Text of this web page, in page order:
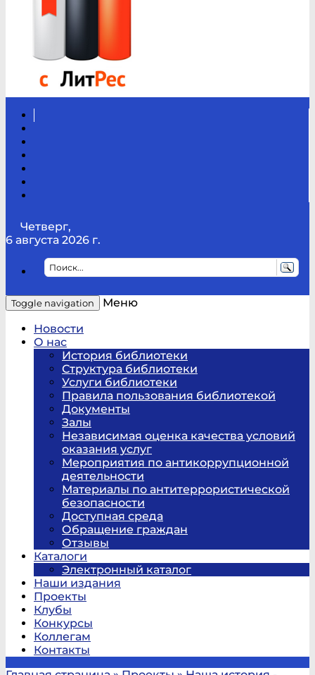
Четверг,
6 августа 2026 г.
Toggle navigation
Меню
Новости
О нас
История библиотеки
Структура библиотеки
Услуги библиотеки
Правила пользования библиотекой
Документы
Залы
Независимая оценка качества условий
оказания услуг
Мероприятия по антикоррупционной
деятельности
Материалы по антитеррористической
безопасности
Доступная среда
Обращение граждан
Отзывы
Каталоги
Электронный каталог
Наши издания
Проекты
Клубы
Конкурсы
Коллегам
Контакты